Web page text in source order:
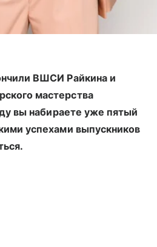
ВШСИ Райкина и
мастерства
вы набираете уже пятый
успехами выпускников